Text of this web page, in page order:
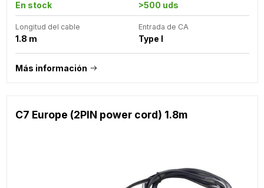
En stock >500 uds
Longitud del cable
1.8 m
Entrada de CA
Type I
Más información
C7 Europe (2PIN power cord) 1.8m